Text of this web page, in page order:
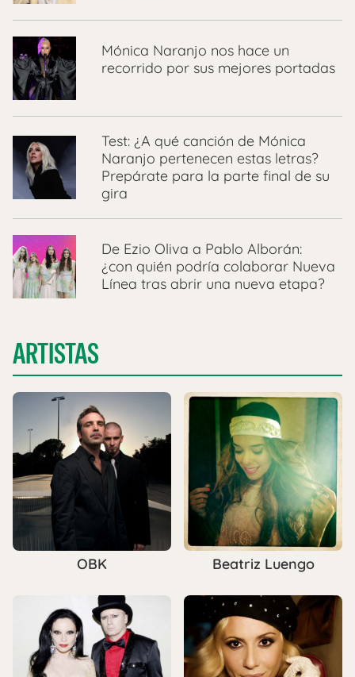
Mónica Naranjo nos hace un
recorrido por sus mejores portadas
Test: ¿A qué canción de Mónica
Naranjo pertenecen estas letras?
Prepárate para la parte final de su
gira
De Ezio Oliva a Pablo Alborán:
¿con quién podría colaborar Nueva
Línea tras abrir una nueva etapa?
ARTISTAS
OBK Beatriz Luengo